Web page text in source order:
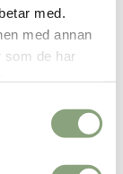
med.
med annan
som de har